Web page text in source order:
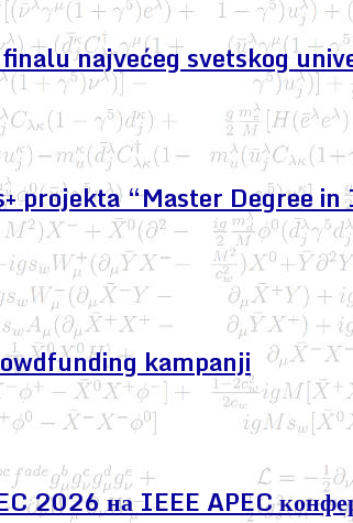
najvećeg svetskog
projekta “Master Degree
kampanji
2026 на IEEE APEC